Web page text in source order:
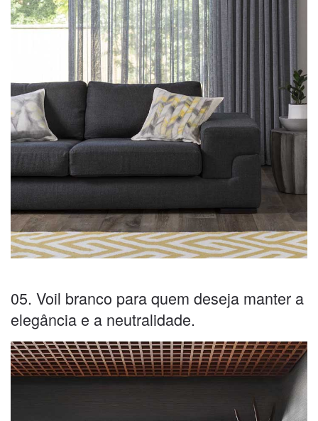
05. Voil branco para quem deseja manter a
elegância e a neutralidade.